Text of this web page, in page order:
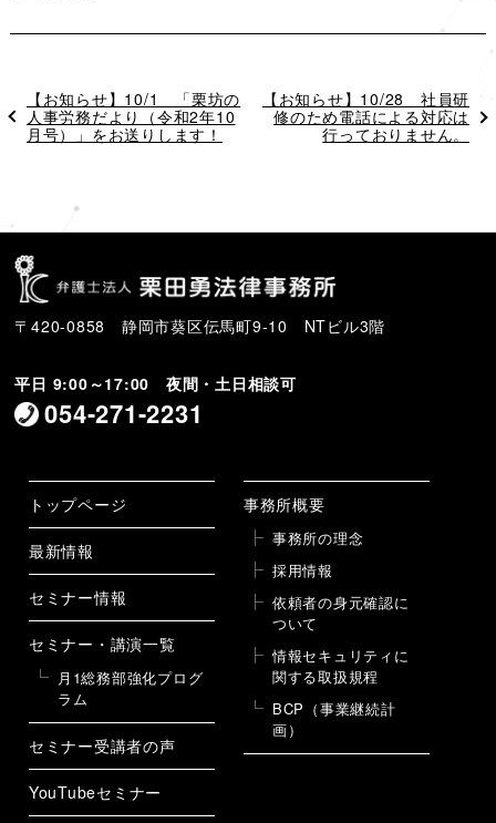
過
去
の
【お知らせ】10/1 「栗坊の
人事労務だより（令和2年10
月号）」をお送りします！
次
の
【お知らせ】10/28 社員研
修のため電話による対応は
行っておりません。
〒420-0858 静岡市葵区伝馬町9-10 NTビル3階
平日 9:00～17:00 夜間・土日相談可
054-271-2231
トップページ
最新情報
セミナー情報
セミナー・講演一覧
月1総務部強化プログ
ラム
セミナー受講者の声
YouTubeセミナー
事務所概要
事務所の理念
採用情報
依頼者の身元確認に
ついて
情報セキュリティに
関する取扱規程
BCP（事業継続計
画）